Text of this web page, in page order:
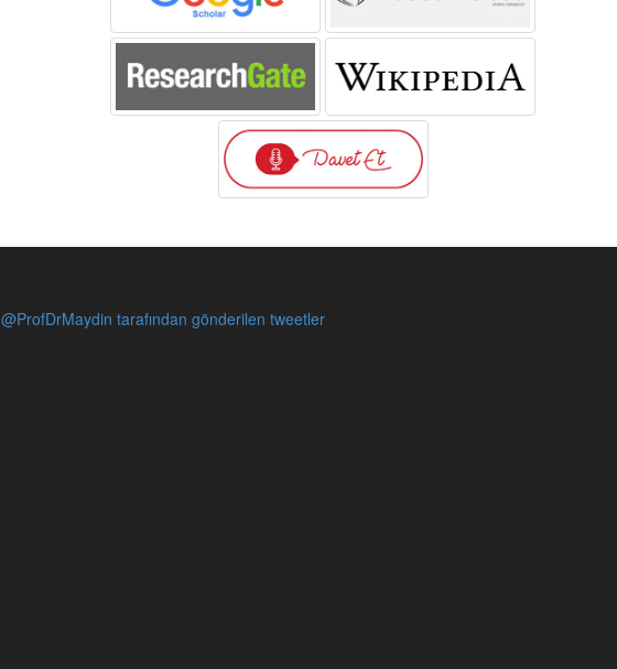
@ProfDrMaydin tarafından gönderilen tweetler